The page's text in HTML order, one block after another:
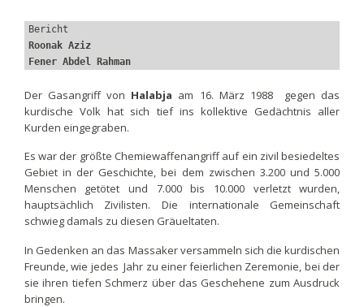
Bericht
Roonak Aziz
Fener Abdel Rahman
Der Gasangriff von Halabja am 16. März 1988 gegen das
kurdische Volk hat sich tief ins kollektive Gedächtnis aller
Kurden eingegraben.
Es war der größte Chemiewaffenangriff auf ein zivil besiedeltes
Gebiet in der Geschichte, bei dem zwischen 3.200 und 5.000
Menschen getötet und 7.000 bis 10.000 verletzt wurden,
hauptsächlich Zivilisten. Die internationale Gemeinschaft
schwieg damals zu diesen Gräueltaten.
In Gedenken an das Massaker versammeln sich die kurdischen
Freunde, wie jedes Jahr zu einer feierlichen Zeremonie, bei der
sie ihren tiefen Schmerz über das Geschehene zum Ausdruck
bringen.